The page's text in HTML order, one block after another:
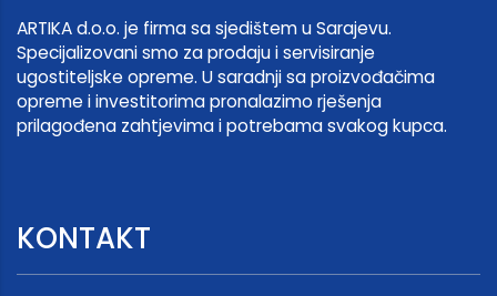
ARTIKA d.o.o. je firma sa sjedištem u Sarajevu.
Specijalizovani smo za prodaju i servisiranje
ugostiteljske opreme. U saradnji sa proizvođačima
opreme i investitorima pronalazimo rješenja
prilagođena zahtjevima i potrebama svakog kupca.
KONTAKT